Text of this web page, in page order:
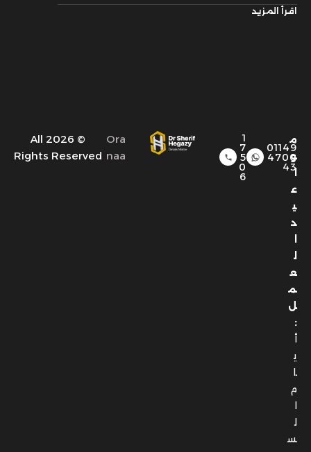
اقرأ المزيد
م
و
ا
ع
ي
د
ل
ع
م
ل
:
أ
ي
ا
م
ا
ل
س
01149
4700
43
1
7
5
0
6
Ora
naa
© 2026 All
Rights Reserved